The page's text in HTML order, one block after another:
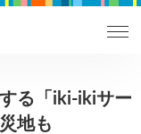
る「iki-ikiサー
地も